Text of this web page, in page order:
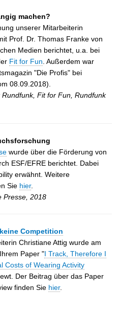
machen?
unserer Mitarbeiterin
Prof. Dr. Thomas Franke von
Medien berichtet, u.a. bei
Fit for Fun. Außerdem war
"Die Profis" bei
08.09.2018).
Fit for Fun, Rundfunk
wurde über die Förderung von
ESF/EFRE berichtet. Dabei
erwähnt. Weitere
Sie hier.
Presse, 2018
Competition
Christiane Attig wurde am
Paper "I Track, Therefore I
Costs of Wearing Activity
Der Beitrag über das Paper
finden Sie hier.